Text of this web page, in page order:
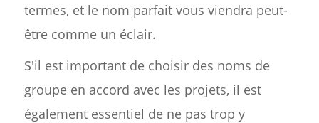
termes, et le nom parfait vous viendra peut-
être comme un éclair.
S'il est important de choisir des noms de
groupe en accord avec les projets, il est
également essentiel de ne pas trop y